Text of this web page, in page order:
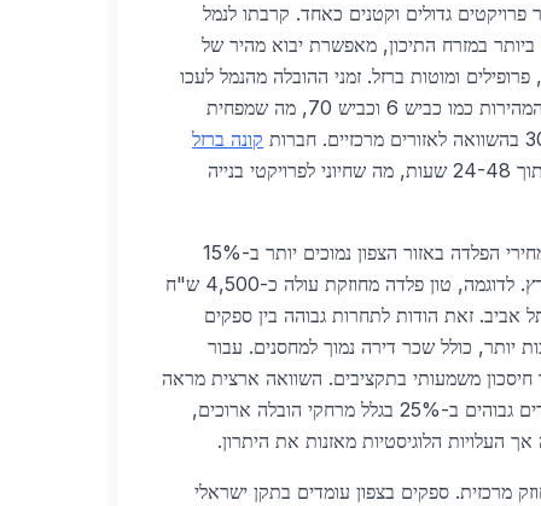
פרויקטים גדולים וקטנים כאחד. קרבתו לנמל
במזרח התיכון, מאפשרת יבוא מהיר של
ומוטות ברזל. זמני ההובלה מהנמל לעכו
הם פחות משעתיים בדרכים המהירות כמו כביש 6 וכביש 70, מה שמפחית
קונה ברזל
יכולות לספק משלוחים תוך 24-48 שעות, מה שחיוני לפרויקטי בנייה
לגבי מחירים, בשנת 2026, מחירי הפלדה באזור הצפון נמוכים יותר ב-15%
בממוצע בהשוואה למרכז הארץ. לדוגמה, טון פלדה מחוזקת עולה כ-4,500 ש"ח
5,200 ש"ח בתל אביב. זאת הודות לתחרות גבוהה בין ספקים
יותר, כולל שכר דירה נמוך למחסנים. עבור
חיסכון משמעותי בתקציבים. השוואה ארצית מראה
כי בדרום, כמו באילת, המחירים גבוהים ב-25% בגלל מרחקי הובלה ארוכים,
העלויות הלוגיסטיות מאזנות את היתרון.
מרכזית. ספקים בצפון עומדים בתקן ישראלי